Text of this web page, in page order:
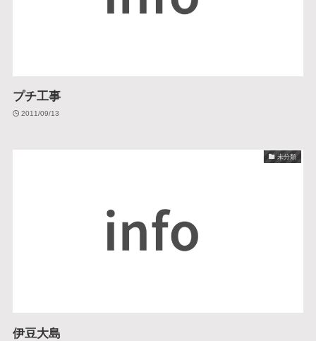
プチ工事
2011/09/13
未分類
伊豆大島